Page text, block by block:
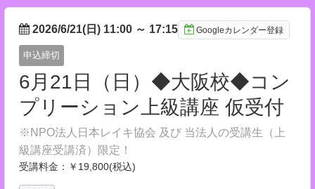
2026/6/21(日) 11:00 ～ 17:15 Googleカレンダー登録
申込締切
6月21日（日）◆大阪校◆コン
プリーション上級講座 仮受付
※NPO法人日本レイキ協会 及び 当法人の受講生（上
級講座受講済）限定！
受講料金：￥19,800(税込)